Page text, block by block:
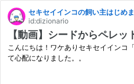
セキセイインコの飼い主はじめ
id:dizionario
【動画】シードからペレ
こんにちは！ワケありセキセイインコ
て心配になりました。。